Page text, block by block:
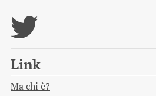
Link
Ma chi è?